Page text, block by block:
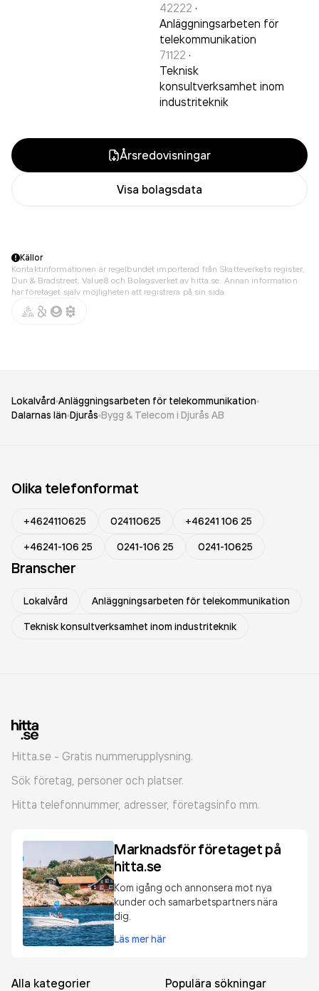
42222 ·
Anläggningsarbeten för
telekommunikation
71122 ·
Teknisk
konsultverksamhet inom
industriteknik
Årsredovisningar
Visa bolagsdata
Källor
Kontaktinformationen är regelbundet importerad från Skatteverkets register,
Dun & Bradstreet, Value8 och Bolagsverket av hitta.se. Annan information
har företaget själv möjligheten att registrera på sin sida.
Lokalvård Anläggningsarbeten för telekommunikation
Dalarnas län Djurås Bygg & Telecom i Djurås AB
Olika telefonformat
+4624110625 024110625
+46241 106 25
+46241-106 25
0241-106 25 0241-10625
Branscher
Lokalvård
Anläggningsarbeten för telekommunikation
Teknisk konsultverksamhet inom industriteknik
Hitta.se - Gratis nummerupplysning.
Sök företag, personer och platser.
Hitta telefonnummer, adresser, företagsinfo mm.
Marknadsför företaget på
hitta.se
Kom igång och annonsera mot nya
kunder och samarbetspartners nära
dig.
Läs mer här
Alla kategorier Populära sökningar